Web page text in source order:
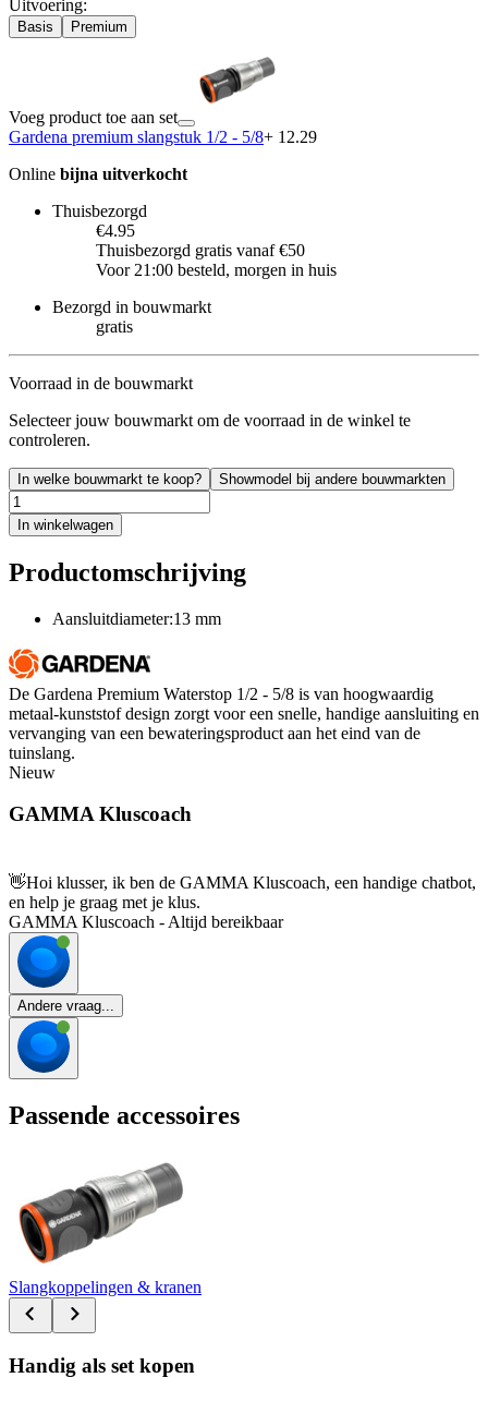
Uitvoering:
Basis Premium
Voeg product toe aan set
Gardena premium slangstuk 1/2 - 5/8+ 12.29
Online bijna uitverkocht
Thuisbezorgd
€4.95
Thuisbezorgd gratis vanaf €50
Voor 21:00 besteld, morgen in huis
Bezorgd in bouwmarkt
gratis
Voorraad in de bouwmarkt
Selecteer jouw bouwmarkt om de voorraad in de winkel te
controleren.
In welke bouwmarkt te koop? Showmodel bij andere bouwmarkten
In winkelwagen
Productomschrijving
Aansluitdiameter:13 mm
De Gardena Premium Waterstop 1/2 - 5/8 is van hoogwaardig
metaal-kunststof design zorgt voor een snelle, handige aansluiting en
vervanging van een bewateringsproduct aan het eind van de
tuinslang.
Nieuw
GAMMA Kluscoach
👋Hoi klusser, ik ben de GAMMA Kluscoach, een handige chatbot,
en help je graag met je klus.
GAMMA Kluscoach - Altijd bereikbaar
Andere vraag...
Passende accessoires
Slangkoppelingen & kranen
Handig als set kopen